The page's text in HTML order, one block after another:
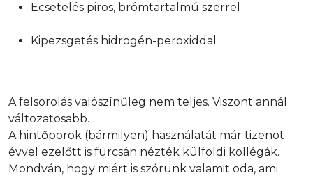
Ecsetelés piros, brómtartalmú szerrel
Kipezsgetés hidrogén-peroxiddal
A felsorolás valószínűleg nem teljes. Viszont annál
változatosabb.
A hintőporok (bármilyen) használatát már tizenöt
évvel ezelőtt is furcsán nézték külföldi kollégák.
Mondván, hogy miért is szórunk valamit oda, ami